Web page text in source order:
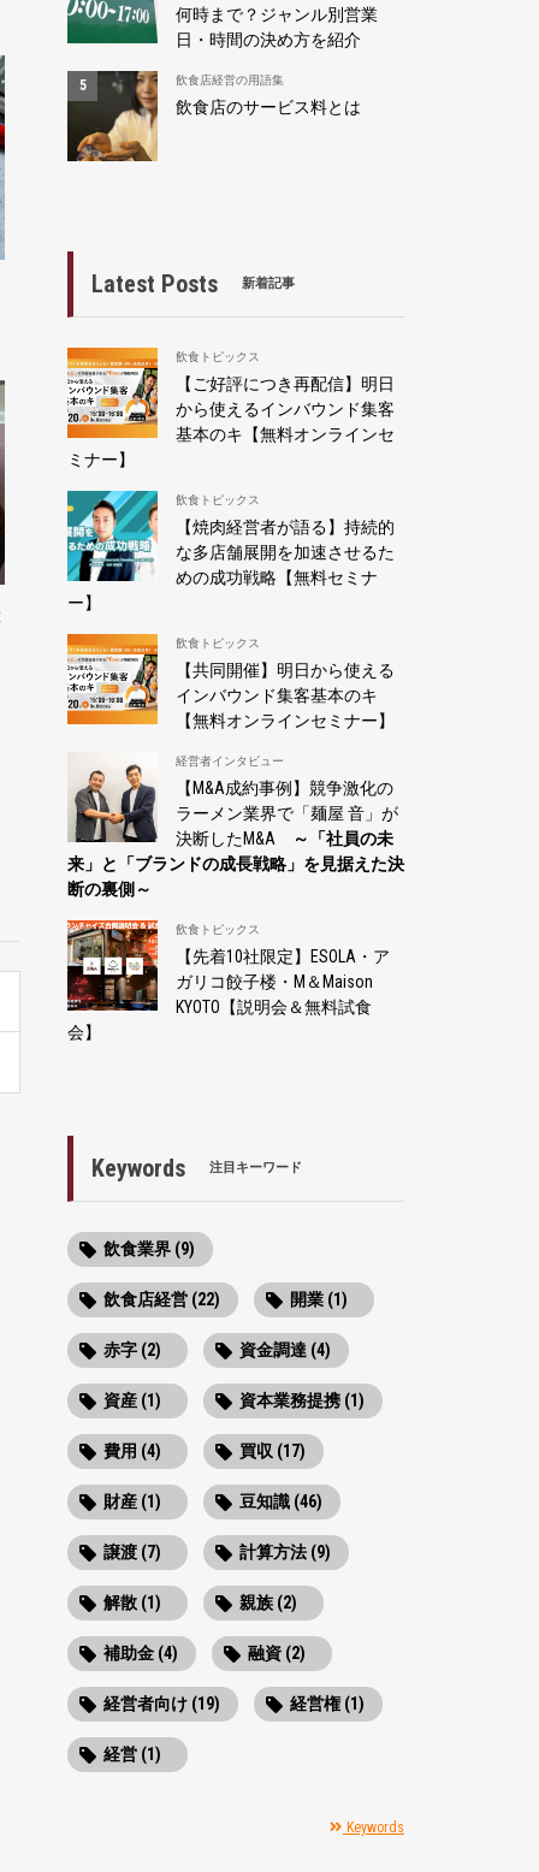
何時まで？ジャンル別営業
日・時間の決め方を紹介
飲食店経営の用語集
飲食店のサービス料とは
Latest Posts 新着記事
飲食トピックス
【ご好評につき再配信】明日
から使えるインバウンド集客
基本のキ【無料オンラインセ
ミナー】
飲食トピックス
【焼肉経営者が語る】持続的
な多店舗展開を加速させるた
めの成功戦略【無料セミナ
ー】
飲食トピックス
【共同開催】明日から使える
インバウンド集客基本のキ
【無料オンラインセミナー】
経営者インタビュー
【M&A成約事例】競争激化の
ラーメン業界で「麺屋 音」が
決断したM&A
～「社員の未
来」と「ブランドの成長戦略」を見据えた決
断の裏側～
飲食トピックス
【先着10社限定】ESOLA・ア
ガリコ餃子楼・M＆Maison
KYOTO【説明会＆無料試食
会】
Keywords 注目キーワード
飲食業界 (9)
飲食店経営 (22) 開業 (1)
赤字 (2) 資金調達 (4)
資産 (1) 資本業務提携 (1)
費用 (4) 買収 (17)
財産 (1) 豆知識 (46)
譲渡 (7) 計算方法 (9)
解散 (1) 親族 (2)
補助金 (4) 融資 (2)
経営者向け (19) 経営権 (1)
経営 (1)
Keywords